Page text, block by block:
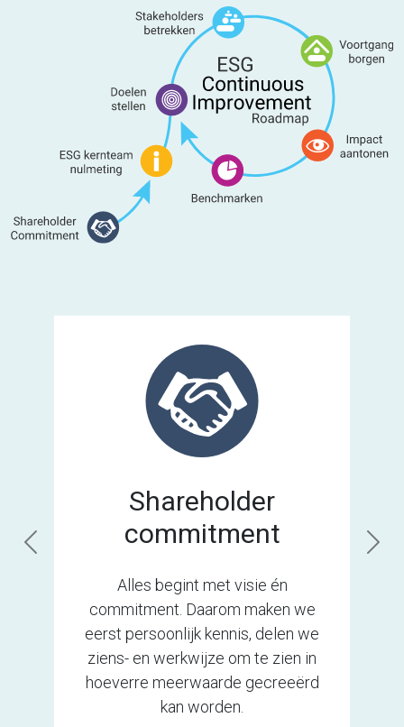
Shareholder
commitment
Alles begint met visie én
commitment. Daarom maken we
eerst persoonlijk kennis, delen we
ziens- en werkwijze om te zien in
hoeverre meerwaarde gecreeërd
kan worden.
Previous